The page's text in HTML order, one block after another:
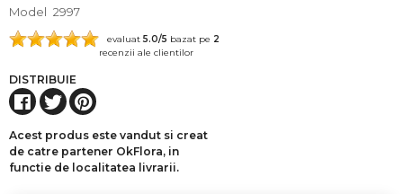
Model 2997
evaluat 5.0/5 bazat pe 2
recenzii ale clientilor
DISTRIBUIE
Acest produs este vandut si creat
de catre partener OkFlora, in
functie de localitatea livrarii.